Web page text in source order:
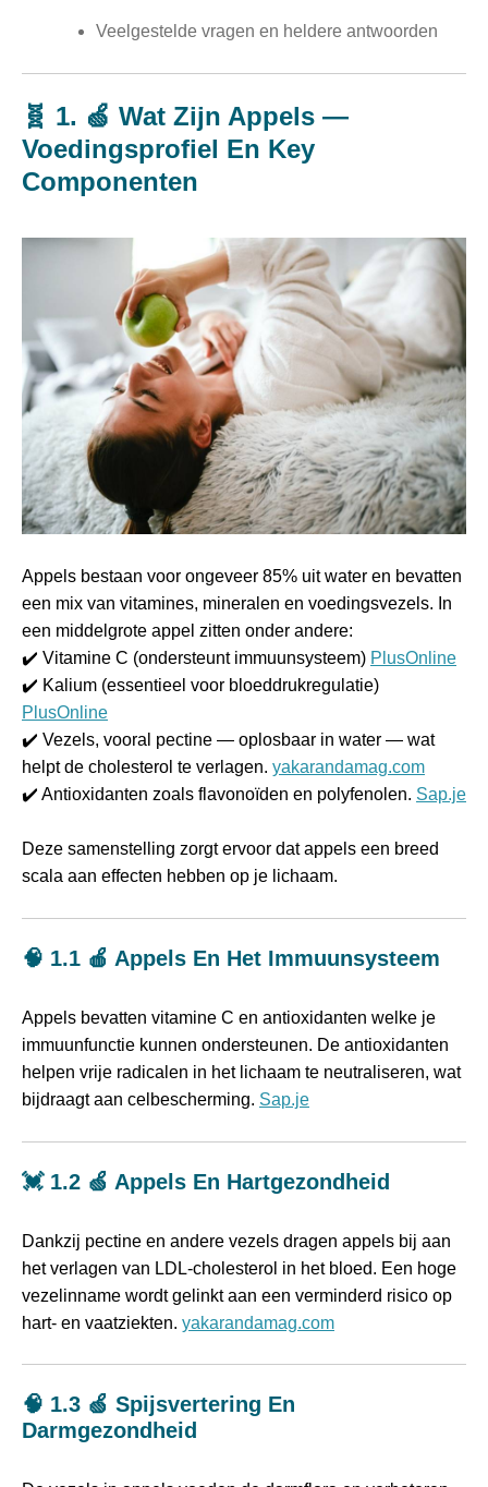
Veelgestelde vragen en heldere antwoorden
🧬 1. 🍏 Wat Zijn Appels —
Voedingsprofiel En Key
Componenten
Appels bestaan voor ongeveer 85% uit water en bevatten
een mix van vitamines, mineralen en voedingsvezels. In
een middelgrote appel zitten onder andere:
✔️ Vitamine C (ondersteunt immuunsysteem) PlusOnline
✔️ Kalium (essentieel voor bloeddrukregulatie)
PlusOnline
✔️ Vezels, vooral pectine — oplosbaar in water — wat
helpt de cholesterol te verlagen. yakarandamag.com
✔️ Antioxidanten zoals flavonoïden en polyfenolen. Sap.je
Deze samenstelling zorgt ervoor dat appels een breed
scala aan effecten hebben op je lichaam.
🧠 1.1 🍎 Appels En Het Immuunsysteem
Appels bevatten vitamine C en antioxidanten welke je
immuunfunctie kunnen ondersteunen. De antioxidanten
helpen vrije radicalen in het lichaam te neutraliseren, wat
bijdraagt aan celbescherming. Sap.je
💓 1.2 🍏 Appels En Hartgezondheid
Dankzij pectine en andere vezels dragen appels bij aan
het verlagen van LDL-cholesterol in het bloed. Een hoge
vezelinname wordt gelinkt aan een verminderd risico op
hart- en vaatziekten. yakarandamag.com
🧠 1.3 🍏 Spijsvertering En
Darmgezondheid